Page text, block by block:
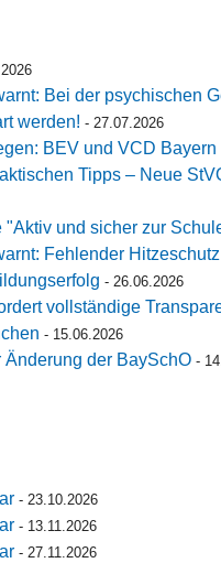
Bei der psychischen
werden! - 27.07.2026
BEV und VCD Bayern
Tipps – Neue
und sicher zur
Fehlender
- 26.06.2026
vollständige
- 15.06.2026
der BaySchO -
- 23.10.2026
- 13.11.2026
- 27.11.2026